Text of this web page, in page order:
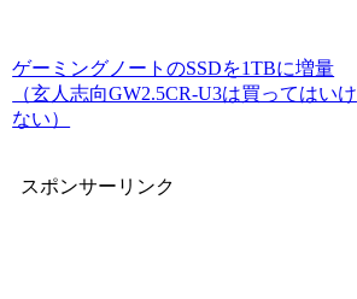
ゲーミングノートのSSDを1TBに増量
（玄人志向GW2.5CR-U3は買ってはいけ
ない）
スポンサーリンク